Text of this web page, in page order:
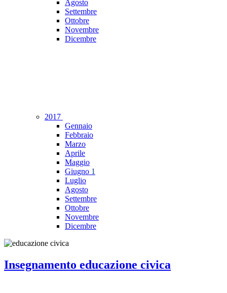
Agosto
Settembre
Ottobre
Novembre
Dicembre
2017
Gennaio
Febbraio
Marzo
Aprile
Maggio
Giugno 1
Luglio
Agosto
Settembre
Ottobre
Novembre
Dicembre
Insegnamento educazione civica